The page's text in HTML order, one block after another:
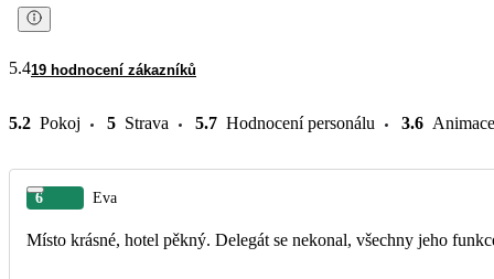
5.419 hodnocení zákazníků
5.2 Pokoj 5 Strava 5.7 Hodnocení personálu 3.6 Animace
6 Eva
Místo krásné, hotel pěkný. Delegát se nekonal, všechny jeho